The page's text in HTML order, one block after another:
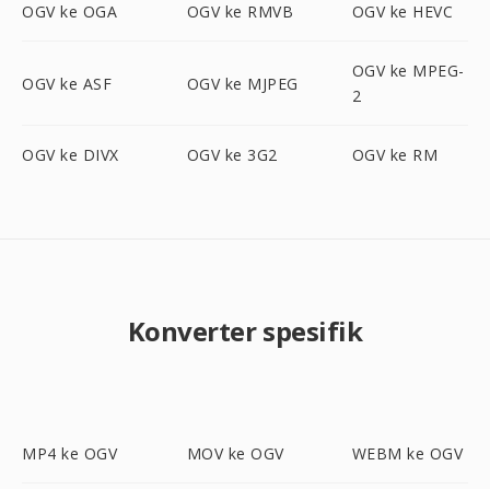
OGV ke OGA OGV ke RMVB OGV ke HEVC
OGV ke ASF OGV ke MJPEG
OGV ke MPEG-
2
OGV ke DIVX OGV ke 3G2 OGV ke RM
Konverter spesifik
MP4 ke OGV MOV ke OGV WEBM ke OGV